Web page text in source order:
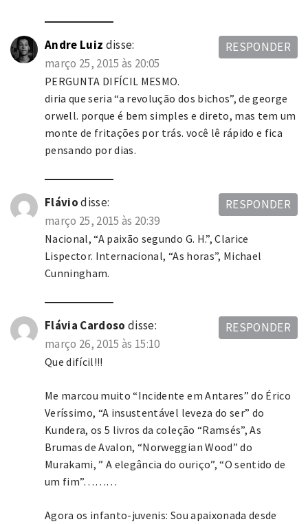
Andre Luiz disse:
março 25, 2015 às 20:05
PERGUNTA DIFÍCIL MESMO.
diria que seria “a revolução dos bichos”, de george
orwell. porque é bem simples e direto, mas tem um
monte de fritações por trás. você lê rápido e fica
pensando por dias.
RESPONDER
Fláviodisse:
março 25, 2015 às 20:39
Nacional, “A paixão segundo G. H.”, Clarice
Lispector. Internacional, “As horas”, Michael
Cunningham.
RESPONDER
Flávia Cardoso disse:
março 26, 2015 às 15:10
Que difícil!!!
Me marcou muito “Incidente em Antares” do Érico
Veríssimo, “A insustentável leveza do ser” do
Kundera, os 5 livros da coleção “Ramsés”, As
Brumas de Avalon, “Norweggian Wood” do
Murakami, ” A elegância do ouriço”, “O sentido de
um fim”………
Agora os infanto-juvenis: Sou apaixonada desde
RESPONDER